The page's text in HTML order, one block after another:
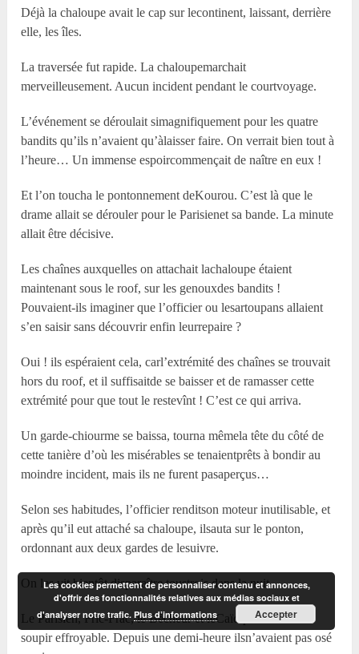
Déjà la chaloupe avait le cap sur lecontinent, laissant, derrière
elle, les îles.
La traversée fut rapide. La chaloupemarchait
merveilleusement. Aucun incident pendant le courtvoyage.
L’événement se déroulait simagnifiquement pour les quatre
bandits qu’ils n’avaient qu’àlaisser faire. On verrait bien tout à
l’heure… Un immense espoircommençait de naître en eux !
Et l’on toucha le pontonnement deKourou. C’est là que le
drame allait se dérouler pour le Parisienet sa bande. La minute
allait être décisive.
Les chaînes auxquelles on attachait lachaloupe étaient
maintenant sous le roof, sur les genouxdes bandits !
Pouvaient-ils imaginer que l’officier ou lesartoupans allaient
s’en saisir sans découvrir enfin leurrepaire ?
Oui ! ils espéraient cela, carl’extrémité des chaînes se trouvait
hors du roof, et il suffisaitde se baisser et de ramasser cette
extrémité pour que tout le restevînt ! C’est ce qui arriva.
Un garde-chiourme se baissa, tourna mêmela tête du côté de
cette tanière d’où les misérables se tenaientprêts à bondir au
moindre incident, mais ils ne furent pasaperçus…
Selon ses habitudes, l’officier renditson moteur inutilisable, et
après qu’il eut attaché sa chaloupe, ilsauta sur le ponton,
ordonnant aux deux gardes de lesuivre.
On les vit bientôt disparaître toustrois dans la nuit.
Le Parisien, Fric-Frac, le Bêcheur et leCaïd poussèrent un
soupir effroyable. Depuis une demi-heure ilsn’avaient pas osé
Les cookies permettent de personnaliser contenu et annonces,
d'offrir des fonctionnalités relatives aux médias sociaux et
d'analyser notre trafic.Plus d’informations Accepter